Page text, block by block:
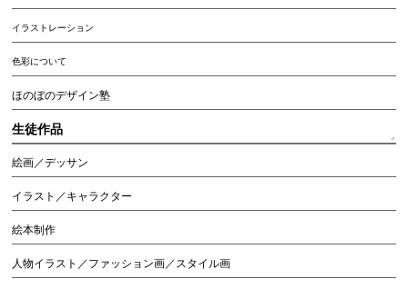
イラストレーション
色彩について
ほのぼのデザイン塾
生徒作品
絵画／デッサン
イラスト／キャラクター
絵本制作
人物イラスト／ファッション画／スタイル画